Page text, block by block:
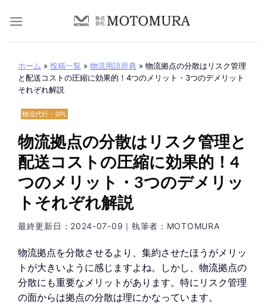
ホーム » 投稿一覧 » 物流用語辞典 » 物流拠点の分散はリスク管理
と配送コストの圧縮に効果的！4つのメリット・3つのデメリット
それぞれ解説
物流代行・3PL
物流拠点の分散はリスク管理と
配送コストの圧縮に効果的！4
つのメリット・3つのデメリッ
トそれぞれ解説
最終更新日： 2024-07-09 ｜執筆者：MOTOMURA
物流拠点を分散させるより、集約させたほうがメリッ
トが大きいように感じますよね。しかし、物流拠点の
分散にも重要なメリットがあります。特にリスク管理
の面からは拠点の分散は理にかなっています。